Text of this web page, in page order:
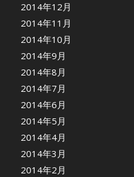
2014年12月
2014年11月
2014年10月
2014年9月
2014年8月
2014年7月
2014年6月
2014年5月
2014年4月
2014年3月
2014年2月